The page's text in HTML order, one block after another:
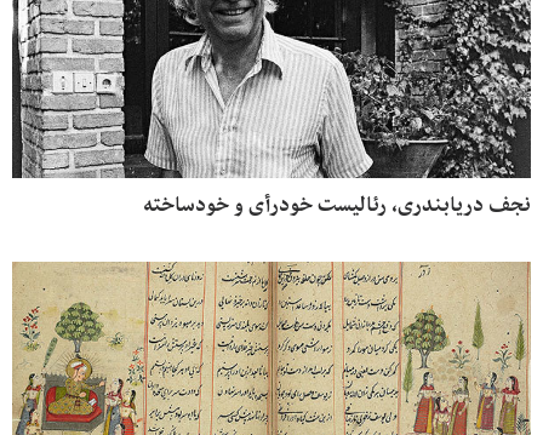
نجف دریابندری، رئالیست خودرأی و خودساخته